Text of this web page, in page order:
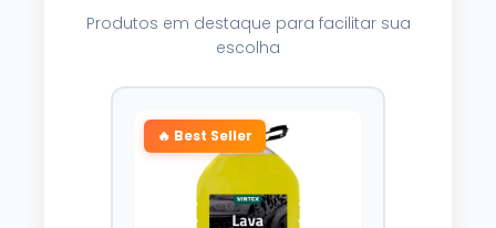
Produtos em destaque para facilitar sua
escolha
🔥 Best Seller